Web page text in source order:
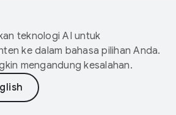
teknologi AI untuk
ke dalam bahasa pilihan Anda.
mengandung kesalahan.